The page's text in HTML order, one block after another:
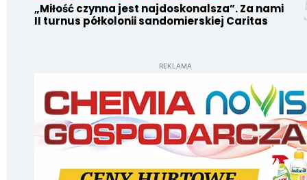
„Miłość czynna jest najdoskonalsza”. Za nami
II turnus półkolonii sandomierskiej Caritas
REKLAMA